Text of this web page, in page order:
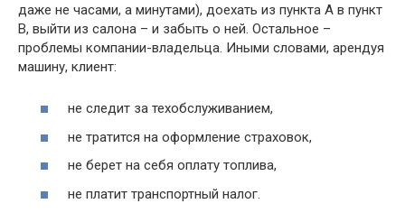
даже не часами, а минутами), доехать из пункта А в пункт
В, выйти из салона – и забыть о ней. Остальное –
проблемы компании-владельца. Иными словами, арендуя
машину, клиент:
не следит за техобслуживанием,
не тратится на оформление страховок,
не берет на себя оплату топлива,
не платит транспортный налог.